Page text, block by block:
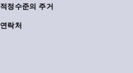
적정수준의 주거
연락처